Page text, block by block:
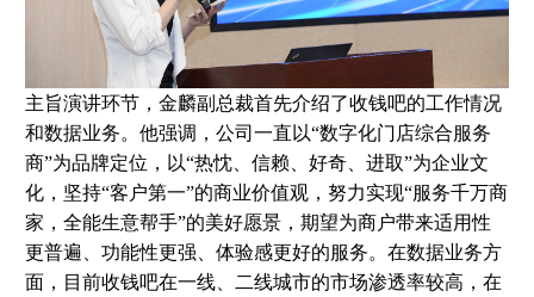
主旨演讲环节，金麟副总裁首先介绍了收钱吧的工作情况
和数据业务。他强调，公司一直以“数字化门店综合服务
商”为品牌定位，以“热忱、信赖、好奇、进取”为企业文
化，坚持“客户第一”的商业价值观，努力实现“服务千万商
家，全能生意帮手”的美好愿景，期望为商户带来适用性
更普遍、功能性更强、体验感更好的服务。在数据业务方
面，目前收钱吧在一线、二线城市的市场渗透率较高，在